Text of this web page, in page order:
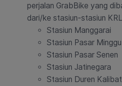
perjalan GrabBike yang
dari/ke stasiun-stasiun
Stasiun Manggarai
Stasiun Pasar Minggu
Stasiun Pasar Senen
Stasiun Jatinegara
Stasiun Duren